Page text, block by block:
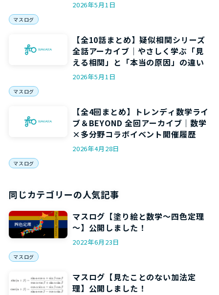
2026年5月1日
マスログ
【全10話まとめ】疑似相関シリーズ
全話アーカイブ｜やさしく学ぶ「見
える相関」と「本当の原因」の違い
2026年5月1日
マスログ
【全4回まとめ】トレンディ数学ライ
ブ＆BEYOND 全回アーカイブ｜数学
×多分野コラボイベント開催履歴
2026年4月28日
マスログ
同じカテゴリーの人気記事
マスログ【塗り絵と数学～四色定理
～】公開しました！
2022年6月23日
マスログ
マスログ【見たことのない加法定
理】公開しました！